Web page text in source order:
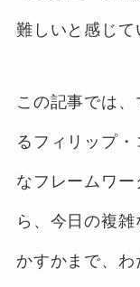
難しいと感じて
この記事では
るフィリップ
なフレームワ
ら、今日の複
かすかまで、